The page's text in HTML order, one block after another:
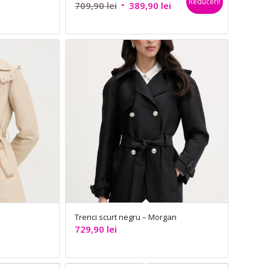
709,90lei Prețul
a
fost:
709,90 lei.
389,90 leiPrețul
este:
389,90 lei.
Trenci scurt negru – Morgan
729,90 lei